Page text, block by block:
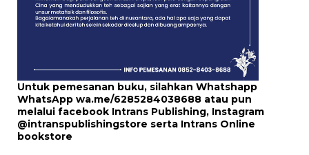
Untuk pemesanan buku, silahkan Whatshapp
WhatsApp wa.me/6285284038688 atau pun
melalui facebook Intrans Publishing, Instagram
@intranspublishingstore serta Intrans Online
bookstore